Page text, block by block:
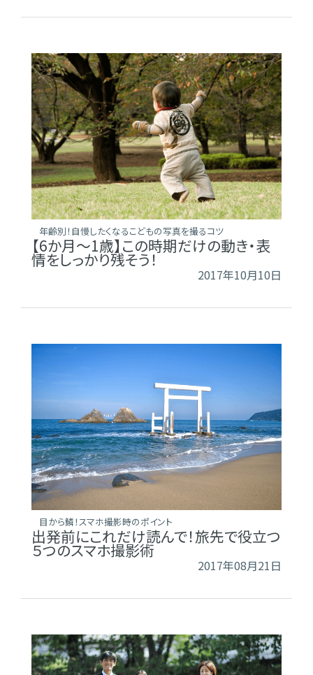
年齢別！自慢したくなるこどもの写真を撮るコツ
【6か月～1歳】この時期だけの動き・表
情をしっかり残そう！
2017年10月10日
目から鱗！スマホ撮影時のポイント
出発前にこれだけ読んで！旅先で役立つ
５つのスマホ撮影術
2017年08月21日